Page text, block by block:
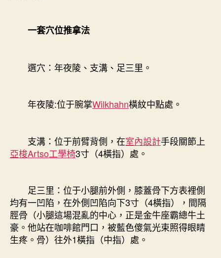
一套穴位推拿法
選穴：年夜陵、支溝、足三里。
年夜陵:位于腕掌Wilkhahn橫紋中點處。
支溝：位于前臂背側，在室內設計手段關節上
亞梭Artso工學椅3寸（4橫指）處。
足三里：位于小腿前外側，膝蓋骨下方表裡側
均有一凹陷，在外側凹陷向下3寸（4橫指），間隔
脛骨（小腿這場混亂的中心，正是金牛座霸總牛土
豪。他站在咖啡館門口，被藍色傻氣光束照得眼睛
生疼。骨）往外1橫指（中指）處。